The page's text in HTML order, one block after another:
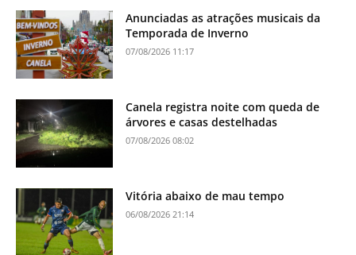
Anunciadas as atrações musicais da
Temporada de Inverno
07/08/2026 11:17
Canela registra noite com queda de
árvores e casas destelhadas
07/08/2026 08:02
Vitória abaixo de mau tempo
06/08/2026 21:14